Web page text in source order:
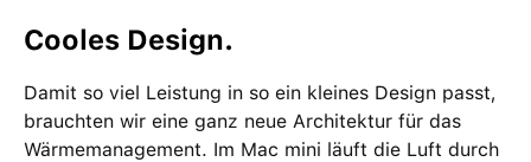
Cooles Design.
Damit so viel Leistung in so ein kleines Design passt,
brauchten wir eine ganz neue Archi­tektur für das
Wärme­management­. Im Mac mini läuft die Luft durch